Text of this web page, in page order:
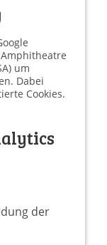
um
Dabei
Cookies.
der